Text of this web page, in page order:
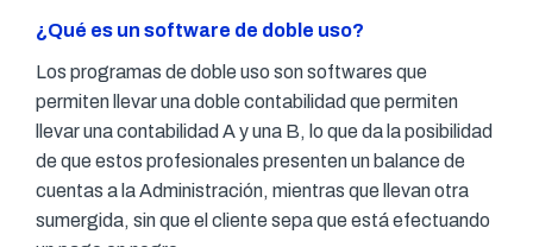
¿Qué es un software de doble uso?
Los programas de doble uso son softwares que
permiten llevar una doble contabilidad que permiten
llevar una contabilidad A y una B, lo que da la posibilidad
de que estos profesionales presenten un balance de
cuentas a la Administración, mientras que llevan otra
sumergida, sin que el cliente sepa que está efectuando